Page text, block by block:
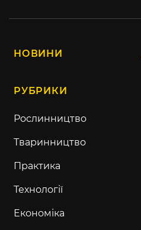
НОВИНИ
РУБРИКИ
Рослинництво
Тваринництво
Практика
Технології
Економіка